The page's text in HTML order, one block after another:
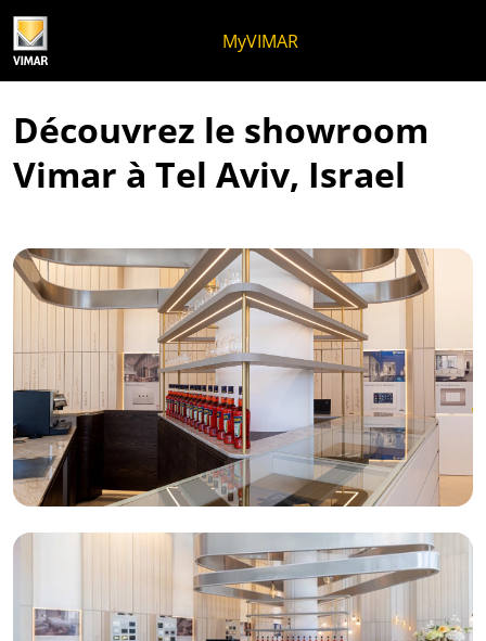
MyVIMAR
Découvrez le showroom
Vimar à Tel Aviv, Israel